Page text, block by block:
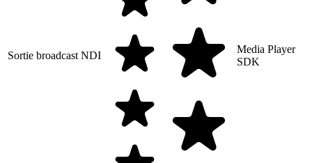
Sortie broadcast NDI
Media Player
SDK